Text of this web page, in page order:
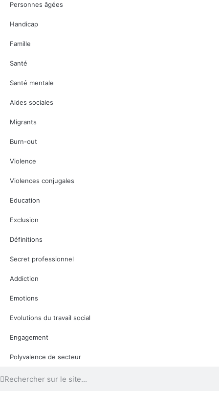
Personnes âgées
Handicap
Famille
Santé
Santé mentale
Aides sociales
Migrants
Burn-out
Violence
Violences conjugales
Education
Exclusion
Définitions
Secret professionnel
Addiction
Emotions
Evolutions du travail social
Engagement
Polyvalence de secteur